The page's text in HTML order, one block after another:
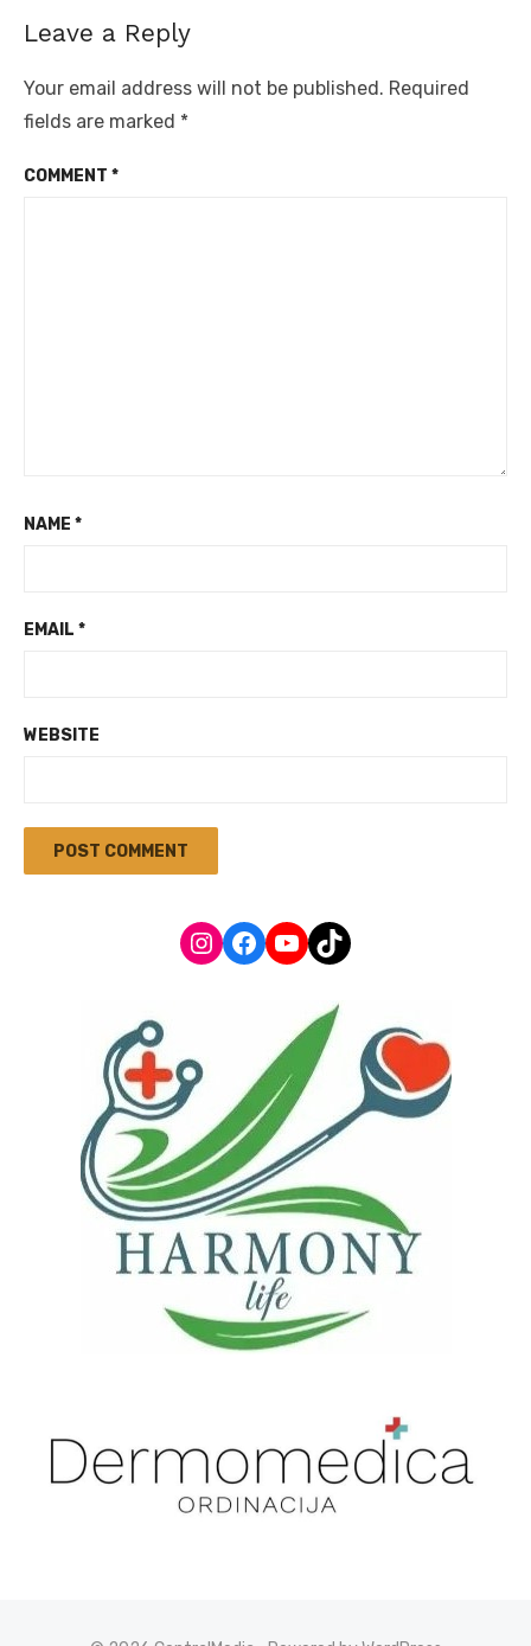
Leave a Reply
Your email address will not be published. Required
fields are marked *
COMMENT *
NAME *
EMAIL *
WEBSITE
Instagram
Facebook
YouTube
TikTok